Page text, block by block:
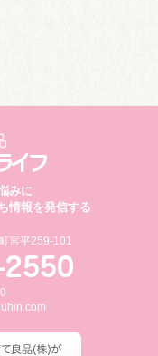
みに
情報を発信する
宮平259-101